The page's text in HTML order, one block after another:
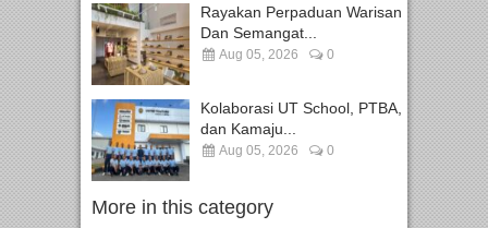
Rayakan Perpaduan Warisan
Dan Semangat...
Aug 05, 2026 0
Kolaborasi UT School, PTBA,
dan Kamaju...
Aug 05, 2026 0
More in this category